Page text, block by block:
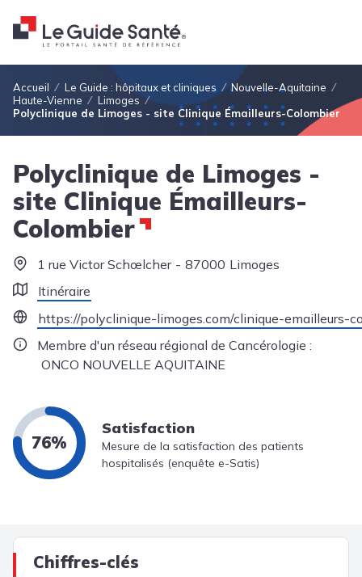
Fil d'Ariane
Accueil Le Guide : hôpitaux et cliniques
Nouvelle-Aquitaine
Haute-Vienne
Limoges
Polyclinique de Limoges - site Clinique Émailleurs-Colombier
Polyclinique de Limoges -
site Clinique Émailleurs-
Colombier
1 rue Victor Schœlcher 87000 Limoges
Itinéraire
https://polyclinique-limoges.com/clinique-emailleurs-
Membre d'un réseau régional de Cancérologie :
ONCO NOUVELLE AQUITAINE
76%
Satisfaction
Mesure de la satisfaction des patients
hospitalisés (enquête e-Satis)
Chiffres-clés